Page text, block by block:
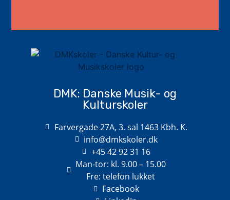
DMK: Danske Musik- og
Kulturskoler
Farvergade 27A, 3. sal 1463 Kbh. K.
info@dmkskoler.dk
+45 42 92 31 16
Man-tor: kl. 9.00 – 15.00
Fre: telefon lukket
Facebook